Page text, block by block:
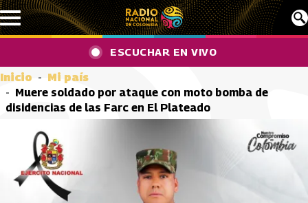
Pasar al contenido principal
ESCUCHAR EN VIVO
Inicio
Mi país
Muere soldado por ataque con moto bomba de
disidencias de las Farc en El Plateado